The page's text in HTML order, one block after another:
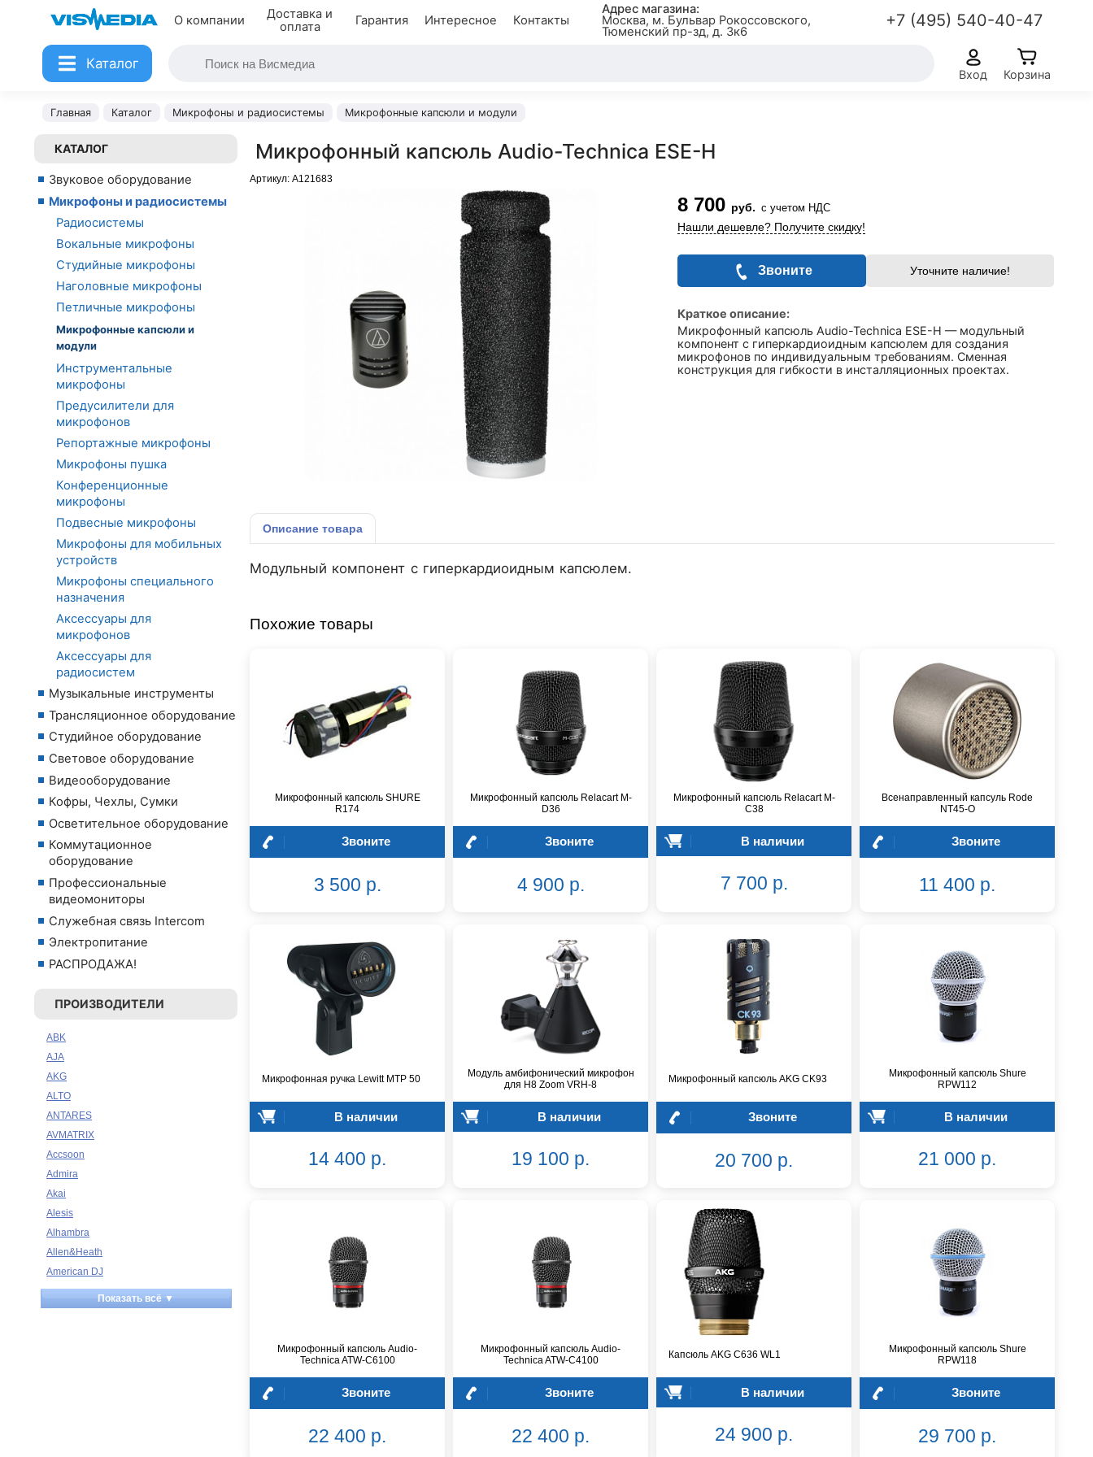
О компании
Доставка и
оплата
Гарантия Интересное Контакты
Адрес магазина:
Москва, м. Бульвар Рокоссовского,
Тюменский пр-зд, д. 3к6
+7 (495) 540-40-47
Каталог
Вход Корзина
Главная Каталог Микрофоны и радиосистемы Микрофонные капсюли и модули
КАТАЛОГ
Звуковое оборудование
Микрофоны и радиосистемы
Радиосистемы
Вокальные микрофоны
Студийные микрофоны
Наголовные микрофоны
Петличные микрофоны
Микрофонные капсюли и
модули
Инструментальные
микрофоны
Предусилители для
микрофонов
Репортажные микрофоны
Микрофоны пушка
Конференционные
микрофоны
Подвесные микрофоны
Микрофоны для мобильных
устройств
Микрофоны специального
назначения
Аксессуары для
микрофонов
Аксессуары для
радиосистем
Музыкальные инструменты
Трансляционное оборудование
Студийное оборудование
Световое оборудование
Видеооборудование
Кофры, Чехлы, Сумки
Осветительное оборудование
Коммутационное
оборудование
Профессиональные
видеомониторы
Служебная связь Intercom
Электропитание
РАСПРОДАЖА!
ПРОИЗВОДИТЕЛИ
ABK
AJA
AKG
ALTO
ANTARES
AVMATRIX
Accsoon
Admira
Akai
Alesis
Alhambra
Allen&Heath
American DJ
Ampeg
Apart
Показать всё ▼
Микрофонный капсюль Audio-Technica ESE-H
Артикул: A121683
8 700 руб. с учетом НДС
Нашли дешевле? Получите скидку!
Звоните Уточните наличие!
Краткое описание:
Микрофонный капсюль Audio-Technica ESE-H — модульный
компонент с гиперкардиоидным капсюлем для создания
микрофонов по индивидуальным требованиям. Сменная
конструкция для гибкости в инсталляционных проектах.
Описание товара
Модульный компонент с гиперкардиоидным капсюлем.
Похожие товары
Микрофонный капсюль SHURE
R174
Звоните
3 500 р.
Микрофонный капсюль Relacart M-
D36
Звоните
4 900 р.
Микрофонный капсюль Relacart M-
C38
В наличии
7 700 р.
Всенаправленный капсуль Rode
NT45-O
Звоните
11 400 р.
Микрофонная ручка Lewitt MTP 50
В наличии
14 400 р.
Модуль амбифонический микрофон
для H8 Zoom VRH-8
В наличии
19 100 р.
Микрофонный капсюль AKG CK93
Звоните
20 700 р.
Микрофонный капсюль Shure
RPW112
В наличии
21 000 р.
Микрофонный капсюль Audio-
Technica ATW-C6100
Звоните
22 400 р.
Микрофонный капсюль Audio-
Technica ATW-C4100
Звоните
22 400 р.
Капсюль AKG C636 WL1
В наличии
24 900 р.
Микрофонный капсюль Shure
RPW118
Звоните
29 700 р.